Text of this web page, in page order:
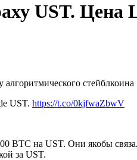
UST. Цена
UST. https://t.co/0kjfwaZbwV
ВТС на UST. Они якобы
за UST.